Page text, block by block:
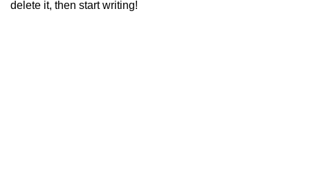
delete it, then start writing!